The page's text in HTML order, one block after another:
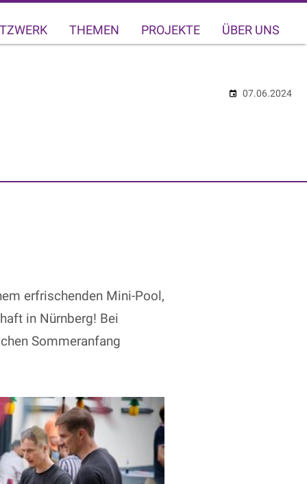
THEMEN PROJEKTE ÜBER UNS
07.06.2024
erfrischenden Mini-Pool,
in Nürnberg! Bei
Sommeranfang